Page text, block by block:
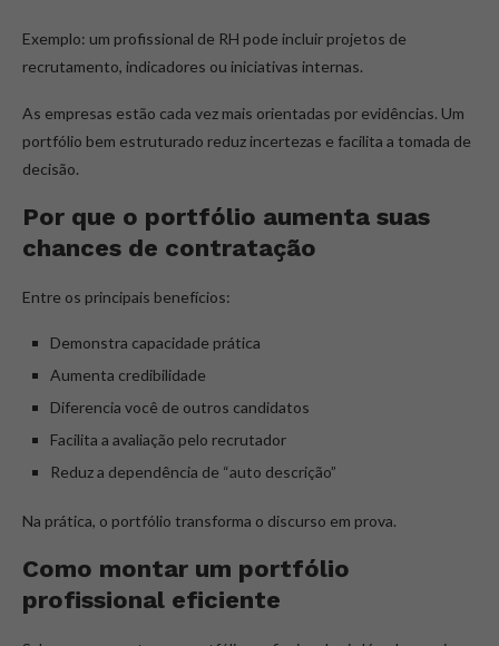
Exemplo: um profissional de RH pode incluir projetos de
recrutamento, indicadores ou iniciativas internas.
As empresas estão cada vez mais orientadas por evidências. Um
portfólio bem estruturado reduz incertezas e facilita a tomada de
decisão.
Por que o portfólio aumenta suas
chances de contratação
Entre os principais benefícios:
Demonstra capacidade prática
Aumenta credibilidade
Diferencia você de outros candidatos
Facilita a avaliação pelo recrutador
Reduz a dependência de “auto descrição”
Na prática, o portfólio transforma o discurso em prova.
Como montar um portfólio
profissional eficiente